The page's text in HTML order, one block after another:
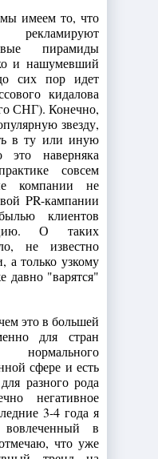
имеем то, что
пирамиды
и нашумевший
сих пор идет
кидалова
СНГ). Конечно,
звезду,
в ту или иную
это наверняка
совсем
компании не
PR-кампании
клиентов
О таких
не известно
а только узкому
давно "варятся"
это в большей
для стран
сфере и есть
разного рода
негативное
3-4 года я
в
что уже